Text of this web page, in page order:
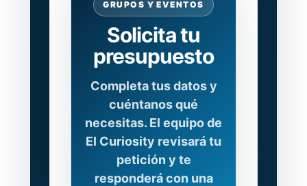
GRUPOS Y EVENTOS
Solicita tu
presupuesto
Completa tus datos y
cuéntanos qué
necesitas. El equipo de
El Curiosity revisará tu
petición y te
responderá con una